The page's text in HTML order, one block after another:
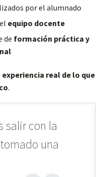
por el alumnado
equipo docente
de formación práctica y
experiencia real de lo que
.
salir con la
una